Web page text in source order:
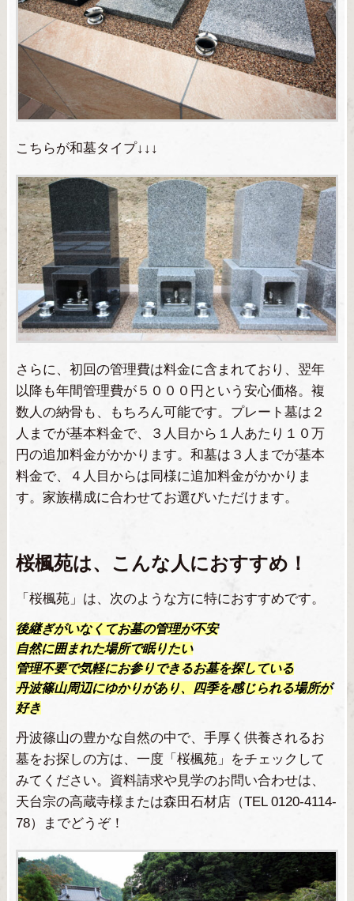
こちらが和墓タイプ↓↓↓
さらに、初回の管理費は料金に含まれており、翌年
以降も年間管理費が５０００円という安心価格。複
数人の納骨も、もちろん可能です。プレート墓は２
人までが基本料金で、３人目から１人あたり１０万
円の追加料金がかかります。和墓は３人までが基本
料金で、４人目からは同様に追加料金がかかりま
す。家族構成に合わせてお選びいただけます。
桜楓苑は、こんな人におすすめ！
「桜楓苑」は、次のような方に特におすすめです。
後継ぎがいなくてお墓の管理が不安
自然に囲まれた場所で眠りたい
管理不要で気軽にお参りできるお墓を探している
丹波篠山周辺にゆかりがあり、四季を感じられる場所が
好き
丹波篠山の豊かな自然の中で、手厚く供養されるお
墓をお探しの方は、一度「桜楓苑」をチェックして
みてください。資料請求や見学のお問い合わせは、
天台宗の高蔵寺様または森田石材店（TEL 0120-4114-
78）までどうぞ！